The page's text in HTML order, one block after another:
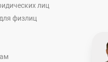
лиц
физлиц